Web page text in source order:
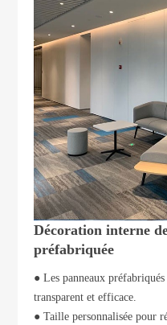
Décoration interne
préfabriquée
● Les panneaux
transparent et efficace.
● Taille personnalisée pour